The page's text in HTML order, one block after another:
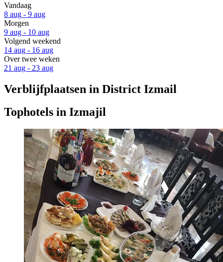
Vandaag
8 aug - 9 aug
Morgen
9 aug - 10 aug
Volgend weekend
14 aug - 16 aug
Over twee weken
21 aug - 23 aug
Verblijfplaatsen in District Izmail
Tophotels in Izmajil